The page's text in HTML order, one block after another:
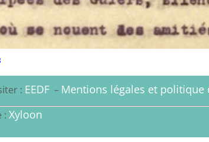
: EEDF – Mentions légales et
: Xyloon